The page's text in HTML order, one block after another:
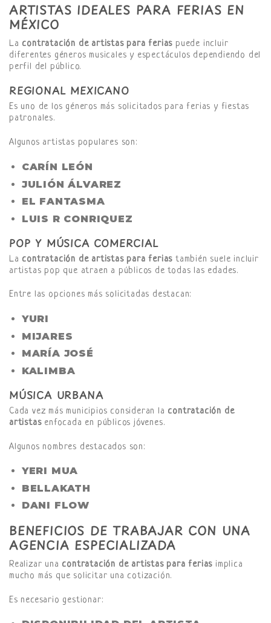
ARTISTAS IDEALES PARA FERIAS EN
MÉXICO
La contratación de artistas para ferias puede incluir
diferentes géneros musicales y espectáculos dependiendo del
perfil del público.
REGIONAL MEXICANO
Es uno de los géneros más solicitados para ferias y fiestas
patronales.
Algunos artistas populares son:
CARÍN LEÓN
JULIÓN ÁLVAREZ
EL FANTASMA
LUIS R CONRIQUEZ
POP Y MÚSICA COMERCIAL
La contratación de artistas para ferias también suele incluir
artistas pop que atraen a públicos de todas las edades.
Entre las opciones más solicitadas destacan:
YURI
MIJARES
MARÍA JOSÉ
KALIMBA
MÚSICA URBANA
Cada vez más municipios consideran la contratación de
artistasenfocada en públicos jóvenes.
Algunos nombres destacados son:
YERI MUA
BELLAKATH
DANI FLOW
BENEFICIOS DE TRABAJAR CON UNA
AGENCIA ESPECIALIZADA
Realizar una contratación de artistas para ferias implica
mucho más que solicitar una cotización.
Es necesario gestionar: